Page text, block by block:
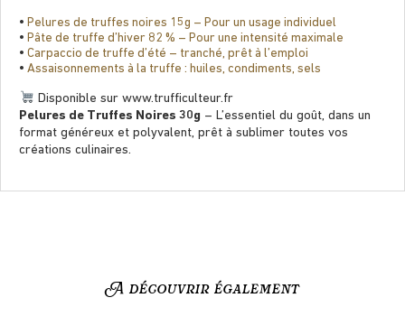
• Pelures de truffes noires 15g – Pour un usage individuel
• Pâte de truffe d’hiver 82 % – Pour une intensité maximale
• Carpaccio de truffe d’été – tranché, prêt à l’emploi
• Assaisonnements à la truffe : huiles, condiments, sels
Disponible sur www.trufﬁculteur.fr
Pelures de Truffes Noires 30g – L’essentiel du goût, dans un
format généreux et polyvalent, prêt à sublimer toutes vos
créations culinaires.
A découvrir également